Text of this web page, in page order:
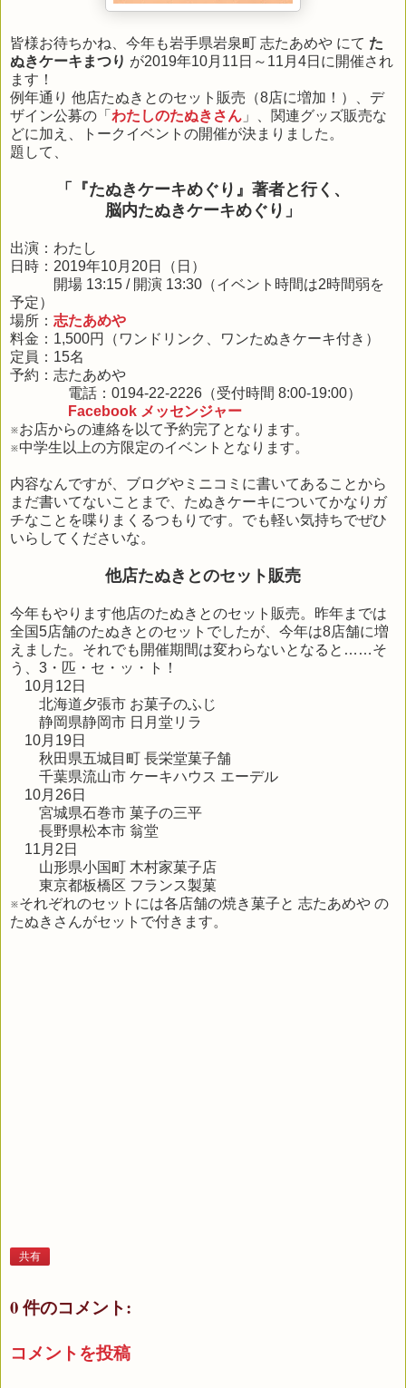
皆様お待ちかね、今年も岩手県岩泉町 志たあめや にて た
ぬきケーキまつり が2019年10月11日～11月4日に開催され
ます！
例年通り 他店たぬきとのセット販売（8店に増加！）、デ
ザイン公募の「 わたしのたぬきさん 」、関連グッズ販売な
どに加え、トークイベントの開催が決まりました。
題して、
「『たぬきケーキめぐり』著者と行く、
脳内たぬきケーキめぐり」
出演：わたし
日時：2019年10月20日（日）
開場 13:15 / 開演 13:30（イベント時間は2時間弱を
予定）
場所： 志たあめや
料金：1,500円（ワンドリンク、ワンたぬきケーキ付き）
定員：15名
予約：志たあめや
電話：0194-22-2226（受付時間 8:00-19:00）
Facebook メッセンジャー
※お店からの連絡を以て予約完了となります。
※中学生以上の方限定のイベントとなります。
内容なんですが、ブログやミニコミに書いてあることから
まだ書いてないことまで、たぬきケーキについてかなりガ
チなことを喋りまくるつもりです。でも軽い気持ちでぜひ
いらしてくださいな。
他店たぬきとのセット販売
今年もやります他店のたぬきとのセット販売。昨年までは
全国5店舗のたぬきとのセットでしたが、今年は8店舗に増
えました。それでも開催期間は変わらないとなると……そ
う、3・匹・セ・ッ・ト！
10月12日
北海道夕張市 お菓子のふじ
静岡県静岡市 日月堂リラ
10月19日
秋田県五城目町 長栄堂菓子舗
千葉県流山市 ケーキハウス エーデル
10月26日
宮城県石巻市 菓子の三平
長野県松本市 翁堂
11月2日
山形県小国町 木村家菓子店
東京都板橋区 フランス製菓
※それぞれのセットには各店舗の焼き菓子と 志たあめや の
たぬきさんがセットで付きます。
共有
0 件のコメント:
コメントを投稿